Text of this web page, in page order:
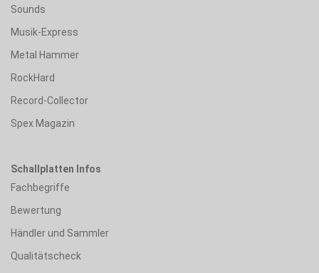
Sounds
Musik-Express
Metal Hammer
RockHard
Record-Collector
Spex Magazin
Schallplatten Infos
Fachbegriffe
Bewertung
Händler und Sammler
Qualitätscheck